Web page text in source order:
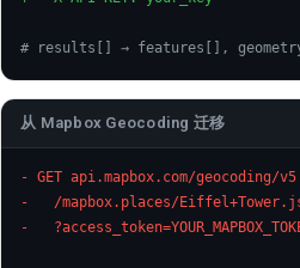
# results[] → features[],
从 Mapbox Geocoding 迁移
- GET api.mapbox.com/geocoding/v5
-   /mapbox.places/
-